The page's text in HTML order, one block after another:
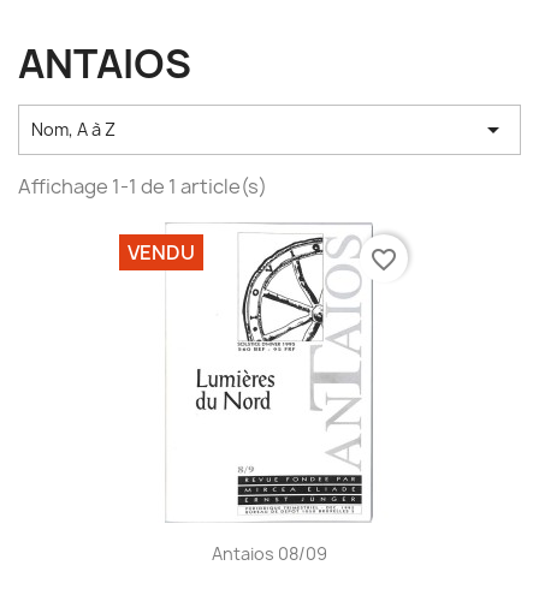
ANTAIOS
Nom, A à Z 
Affichage 1-1 de 1 article(s)
Antaios 08/09
VENDU favorite_border